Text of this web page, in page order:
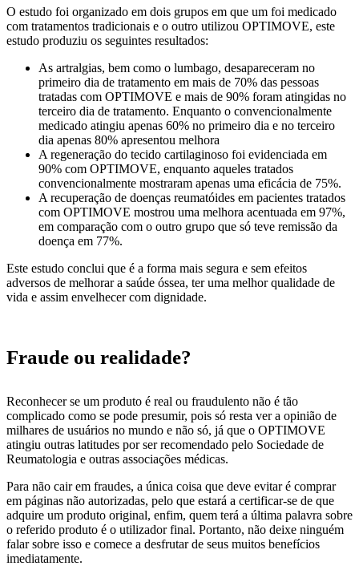
O estudo foi organizado em dois grupos em que um foi medicado
com tratamentos tradicionais e o outro utilizou OPTIMOVE, este
estudo produziu os seguintes resultados:
As artralgias, bem como o lumbago, desapareceram no
primeiro dia de tratamento em mais de 70% das pessoas
tratadas com OPTIMOVE e mais de 90% foram atingidas no
terceiro dia de tratamento. Enquanto o convencionalmente
medicado atingiu apenas 60% no primeiro dia e no terceiro
dia apenas 80% apresentou melhora
A regeneração do tecido cartilaginoso foi evidenciada em
90% com OPTIMOVE, enquanto aqueles tratados
convencionalmente mostraram apenas uma eficácia de 75%.
A recuperação de doenças reumatóides em pacientes tratados
com OPTIMOVE mostrou uma melhora acentuada em 97%,
em comparação com o outro grupo que só teve remissão da
doença em 77%.
Este estudo conclui que é a forma mais segura e sem efeitos
adversos de melhorar a saúde óssea, ter uma melhor qualidade de
vida e assim envelhecer com dignidade.
Fraude ou realidade?
Reconhecer se um produto é real ou fraudulento não é tão
complicado como se pode presumir, pois só resta ver a opinião de
milhares de usuários no mundo e não só, já que o OPTIMOVE
atingiu outras latitudes por ser recomendado pelo Sociedade de
Reumatologia e outras associações médicas.
Para não cair em fraudes, a única coisa que deve evitar é comprar
em páginas não autorizadas, pelo que estará a certificar-se de que
adquire um produto original, enfim, quem terá a última palavra sobre
o referido produto é o utilizador final. Portanto, não deixe ninguém
falar sobre isso e comece a desfrutar de seus muitos benefícios
imediatamente.